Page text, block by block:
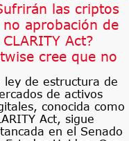
las criptos
no aprobación de
Act?
cree que no
ley de estructura de
de activos
conocida como
Act, sigue
en el Senado